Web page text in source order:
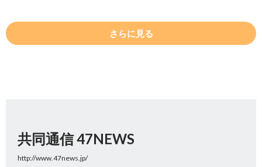
さらに見る
共同通信 47NEWS
http://www.47news.jp/